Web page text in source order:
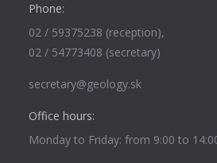
Phone:
02 / 59375238 (reception),
02 / 54773408 (secretary)
secretary@geology.sk
Office hours:
Monday to Friday: from 9:00 to